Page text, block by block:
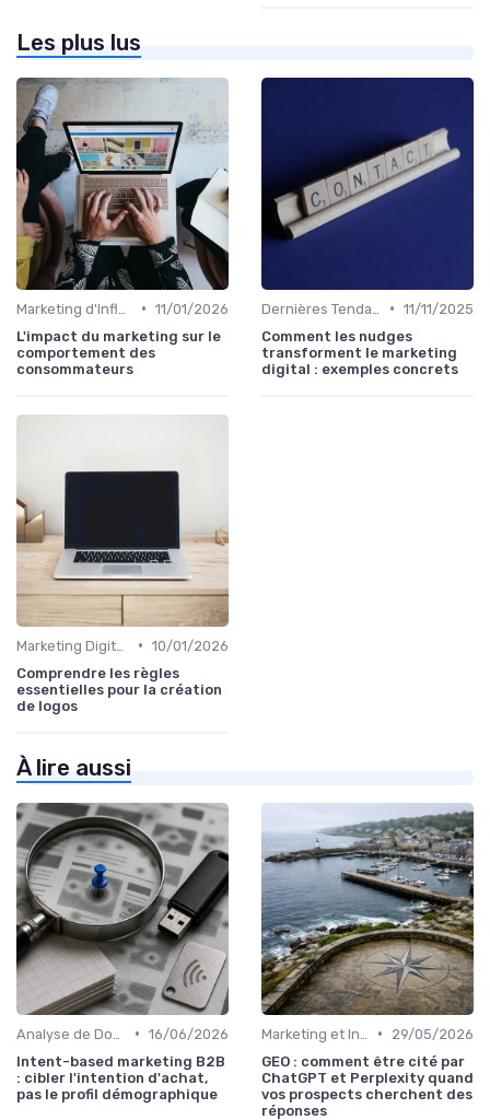
Les plus lus
• 11/01/2026
L'impact du marketing sur le
comportement des
consommateurs
• 11/11/2025
Comment les nudges
transforment le marketing
digital : exemples concrets
• 10/01/2026
Comprendre les règles
essentielles pour la création
de logos
À lire aussi
• 16/06/2026
Intent-based marketing B2B
: cibler l'intention d'achat,
pas le profil démographique
•
29/05/2026
GEO : comment être cité par
ChatGPT et Perplexity quand
vos prospects cherchent des
réponses